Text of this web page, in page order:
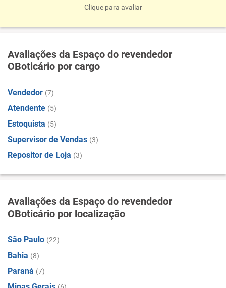
Clique para avaliar
Avaliações da Espaço do revendedor
OBoticário por cargo
Vendedor (7)
Atendente (5)
Estoquista (5)
Supervisor de Vendas (3)
Repositor de Loja (3)
Avaliações da Espaço do revendedor
OBoticário por localização
São Paulo (22)
Bahia (8)
Paraná (7)